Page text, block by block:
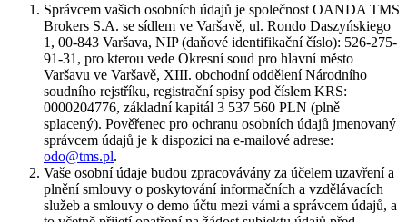
Správcem vašich osobních údajů je společnost OANDA TMS
Brokers S.A. se sídlem ve Varšavě, ul. Rondo Daszyńskiego
1, 00-843 Varšava, NIP (daňové identifikační číslo): 526-275-
91-31, pro kterou vede Okresní soud pro hlavní město
Varšavu ve Varšavě, XIII. obchodní oddělení Národního
soudního rejstříku, registrační spisy pod číslem KRS:
0000204776, základní kapitál 3 537 560 PLN (plně
splacený). Pověřenec pro ochranu osobních údajů jmenovaný
správcem údajů je k dispozici na e-mailové adrese:
odo@tms.pl.
Vaše osobní údaje budou zpracovávány za účelem uzavření a
plnění smlouvy o poskytování informačních a vzdělávacích
služeb a smlouvy o demo účtu mezi vámi a správcem údajů, a